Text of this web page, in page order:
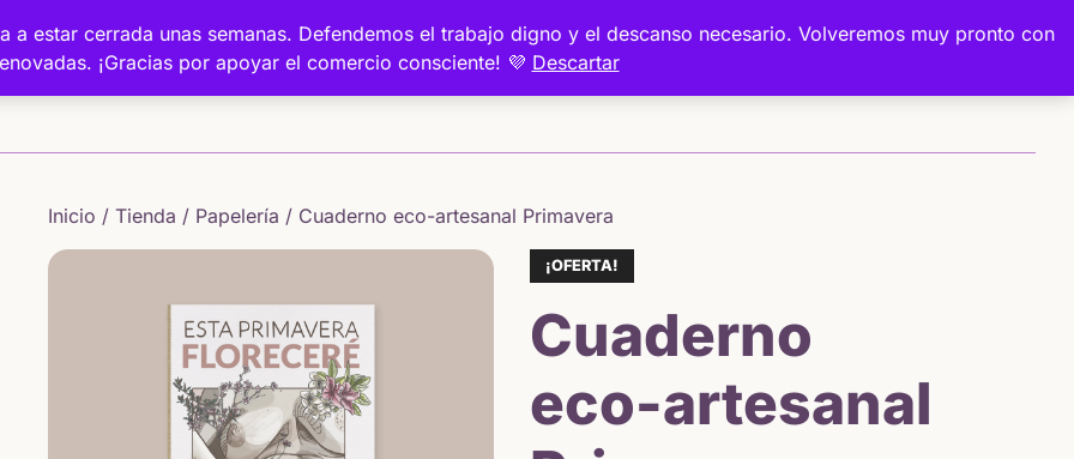
a estar cerrada unas semanas. Defendemos el trabajo digno y el descanso necesario. Volveremos muy pronto con
¡Gracias por apoyar el comercio consciente! 💜 Descartar
Inicio Sobre mí
Inicio / Tienda / Papelería / Cuaderno eco-artesanal Primavera
¡OFERTA!
Cuaderno
eco-artesanal